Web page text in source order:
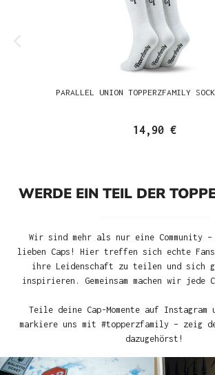
PARALLEL UNION TOPPERZFAMILY
14,90 €
WERDE EIN TEIL DER
Wir sind mehr als nur eine Community
lieben Caps! Hier treffen sich echte Fans
ihre Leidenschaft zu teilen und sich
inspirieren. Gemeinsam machen wir jede
Teile deine Cap-Momente auf Instagram
markiere uns mit #topperzfamily – zeig
dazugehörst!